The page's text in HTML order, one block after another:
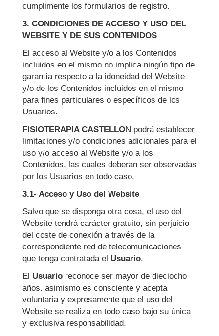
cumplimente los formularios de registro.
3. CONDICIONES DE ACCESO Y USO DEL
WEBSITE Y DE SUS CONTENIDOS
El acceso al Website y/o a los Contenidos
incluidos en el mismo no implica ningún tipo de
garantía respecto a la idoneidad del Website
y/o de los Contenidos incluidos en el mismo
para fines particulares o específicos de los
Usuarios.
FISIOTERAPIA CASTELLON podrá establecer
limitaciones y/o condiciones adicionales para el
uso y/o acceso al Website y/o a los
Contenidos, las cuales deberán ser observadas
por los Usuarios en todo caso.
3.1- Acceso y Uso del Website
Salvo que se disponga otra cosa, el uso del
Website tendrá carácter gratuito, sin perjuicio
del coste de conexión a través de la
correspondiente red de telecomunicaciones
que tenga contratada el Usuario.
El Usuario reconoce ser mayor de dieciocho
años, asimismo es consciente y acepta
voluntaria y expresamente que el uso del
Website se realiza en todo caso bajo su única
y exclusiva responsabilidad.